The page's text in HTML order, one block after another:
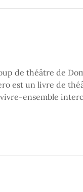
de théâtre de
est un livre de
ensemble